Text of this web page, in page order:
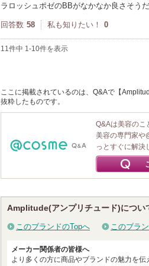
ラロッシュポゼのBBがなかなか良さそう
回答数 58 私も知りたい！ 0
11件中 1-10件を表示
ここに掲載されているのは、Q&Aで【
抜粋したものです。
Q&Aは美容のこ
美容の専門家や
っとすぐに解決
Amplitude(アンプリチュード)につい
このブランドのTopへ このブラ
メーカー関係者の皆様へ
より多くの方に商品やブランドの魅力を